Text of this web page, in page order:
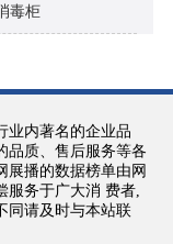
毒柜
业内著名的企业品
品质、售后服务等各
展播的数据榜单由网
服务于广大消 费者,
同请及时与本站联